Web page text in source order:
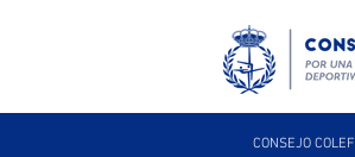
CONSEJO COLEF